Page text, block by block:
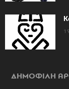
ΔΗΜΟΦΙΛΗ